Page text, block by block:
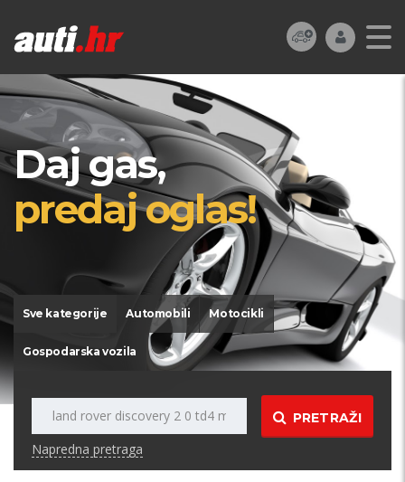
Daj gas,
predaj oglas!
Sve kategorije Automobili Motocikli
Gospodarska vozila
PRETRAŽI
Napredna pretraga